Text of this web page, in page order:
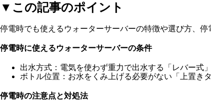
▼この記事のポイント
停電時でも使えるウォーターサーバーの特徴や選び方、
停電時に使えるウォーターサーバーの条件
出水方式 ：電気を使わず重力で出水する「レバー式
ボトル位置 ：お水をくみ上げる必要がない「上置き
停電時の注意点と対処法